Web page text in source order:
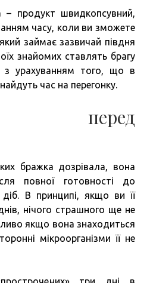
продукт швидкопсувний,
часу, коли ви зможете
займає зазвичай півдня
знайомих ставлять брагу
з урахуванням того, що в
час на перегонку.
перед
бражка дозрівала, вона
повної готовності до
В принципі, якщо ви її
нічого страшного ще не
якщо вона знаходиться
мікроорганізми її не